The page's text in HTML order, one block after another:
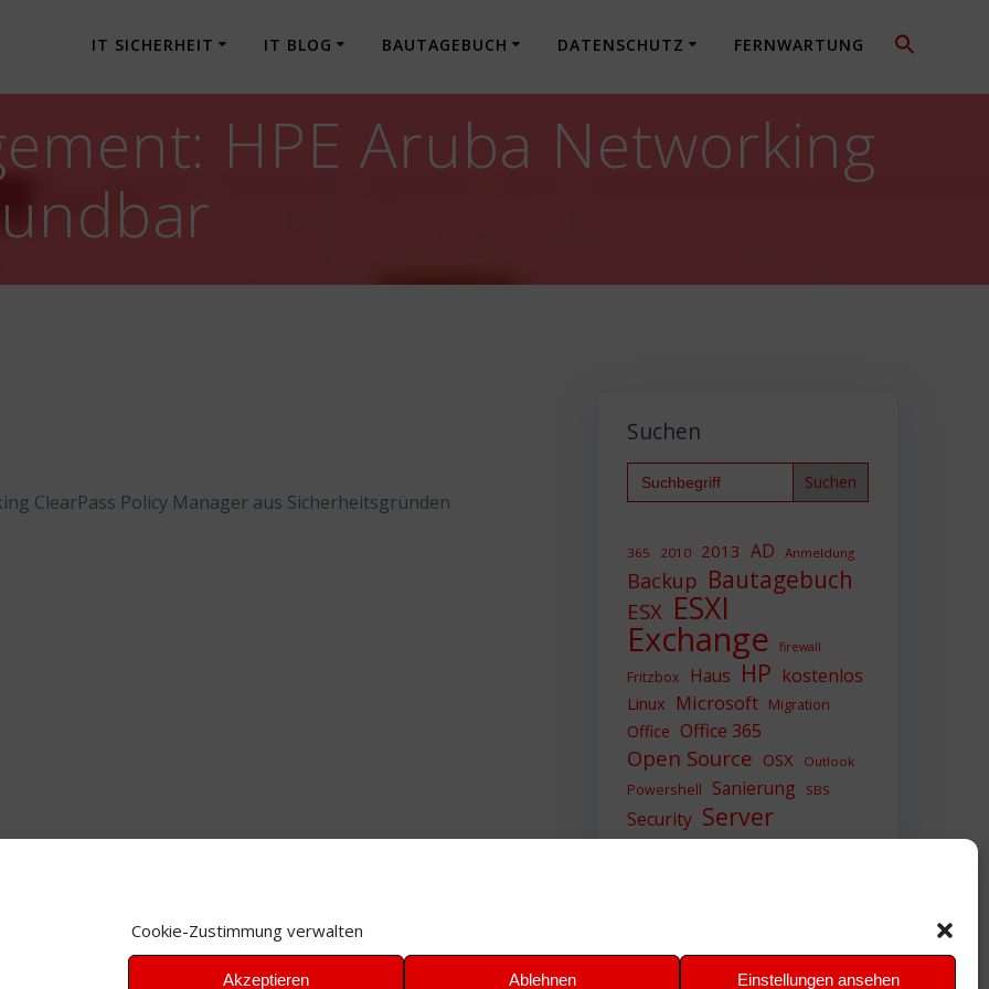
Cookie-Zustimmung verwalten
Akzeptieren Ablehnen Einstellungen ansehen
IT SICHERHEIT IT BLOG BAUTAGEBUCH DATENSCHUTZ FERNWARTUNG
HPE Aruba Networking
ClearPass Policy Manager aus Sicherheitsgründen
Suchen
Search
for:
365 2010 2013 AD Anmeldung
Backup Bautagebuch
ESX ESXI
Exchange firewall
Fritzbox Haus HP kostenlos
Linux Microsoft Migration
Office Office 365
Open Source OSX Outlook
Powershell Sanierung SBS
Security Server
Sicherheit SIEM
VMWare VPN WAZUH